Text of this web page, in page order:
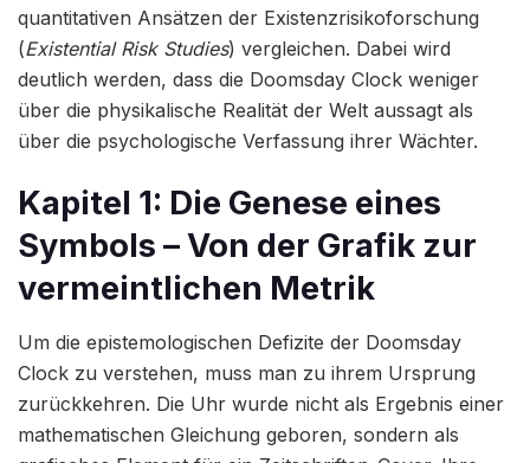
quantitativen Ansätzen der Existenzrisikoforschung
(Existential Risk Studies) vergleichen. Dabei wird
deutlich werden, dass die Doomsday Clock weniger
über die physikalische Realität der Welt aussagt als
über die psychologische Verfassung ihrer Wächter.
Kapitel 1: Die Genese eines
Symbols – Von der Grafik zur
vermeintlichen Metrik
Um die epistemologischen Defizite der Doomsday
Clock zu verstehen, muss man zu ihrem Ursprung
zurückkehren. Die Uhr wurde nicht als Ergebnis einer
mathematischen Gleichung geboren, sondern als